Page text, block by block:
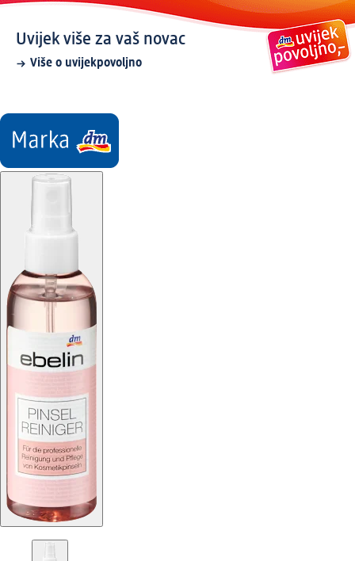
Uvijek više za vaš novac
Više o uvijekpovoljno